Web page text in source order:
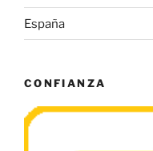
España
CONFIANZA